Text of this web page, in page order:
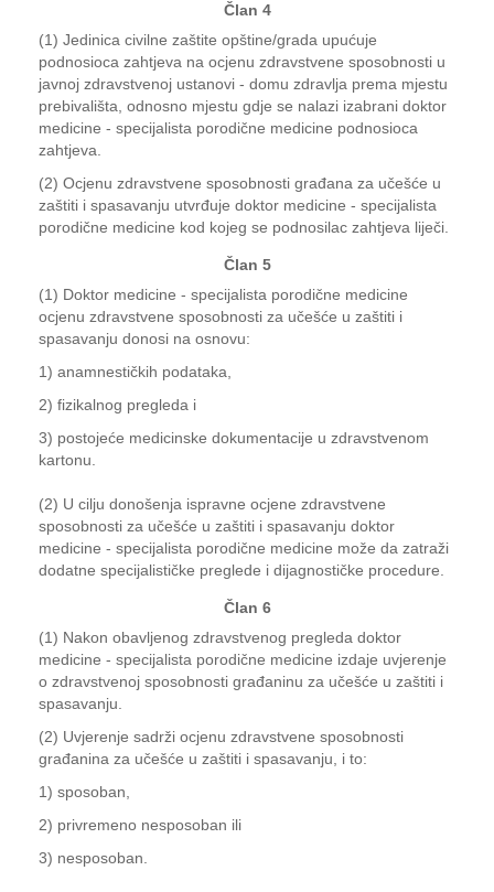
Član 4
(1) Jedinica civilne zaštite opštine/grada upućuje
podnosioca zahtjeva na ocjenu zdravstvene sposobnosti u
javnoj zdravstvenoj ustanovi - domu zdravlja prema mjestu
prebivališta, odnosno mjestu gdje se nalazi izabrani doktor
medicine - specijalista porodične medicine podnosioca
zahtjeva.
(2) Ocjenu zdravstvene sposobnosti građana za učešće u
zaštiti i spasavanju utvrđuje doktor medicine - specijalista
porodične medicine kod kojeg se podnosilac zahtjeva liječi.
Član 5
(1) Doktor medicine - specijalista porodične medicine
ocjenu zdravstvene sposobnosti za učešće u zaštiti i
spasavanju donosi na osnovu:
1) anamnestičkih podataka,
2) fizikalnog pregleda i
3) postojeće medicinske dokumentacije u zdravstvenom
kartonu.
(2) U cilju donošenja ispravne ocjene zdravstvene
sposobnosti za učešće u zaštiti i spasavanju doktor
medicine - specijalista porodične medicine može da zatraži
dodatne specijalističke preglede i dijagnostičke procedure.
Član 6
(1) Nakon obavljenog zdravstvenog pregleda doktor
medicine - specijalista porodične medicine izdaje uvjerenje
o zdravstvenoj sposobnosti građaninu za učešće u zaštiti i
spasavanju.
(2) Uvjerenje sadrži ocjenu zdravstvene sposobnosti
građanina za učešće u zaštiti i spasavanju, i to:
1) sposoban,
2) privremeno nesposoban ili
3) nesposoban.